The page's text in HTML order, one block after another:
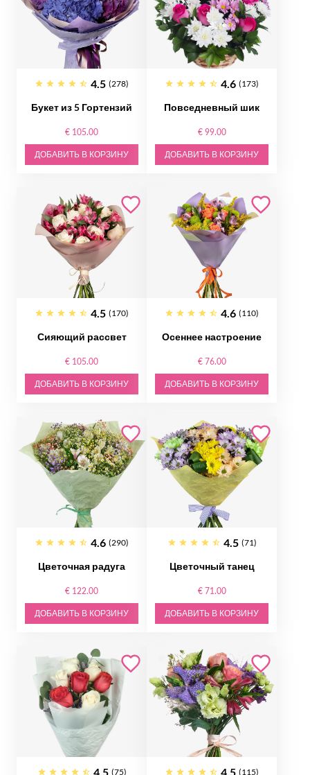
4.5 (278)
Букет из 5 Гортензий
€ 105.00
ДОБАВИТЬ В КОРЗИНУ
4.6 (173)
Повседневный шик
€ 99.00
ДОБАВИТЬ В КОРЗИНУ
4.5 (170)
Сияющий рассвет
€ 105.00
ДОБАВИТЬ В КОРЗИНУ
4.6 (110)
Осеннее настроение
€ 76.00
ДОБАВИТЬ В КОРЗИНУ
4.6 (290)
Цветочная радуга
€ 122.00
ДОБАВИТЬ В КОРЗИНУ
4.5 (71)
Цветочный танец
€ 71.00
ДОБАВИТЬ В КОРЗИНУ
4.5 (75) 4.5 (115)